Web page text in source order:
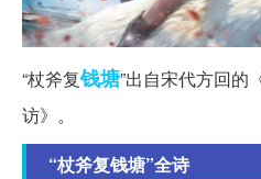
“杖斧复钱塘”出自宋代方回的
访》。
“杖斧复钱塘”全诗